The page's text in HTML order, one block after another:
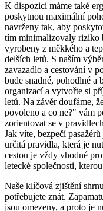
K dispozici máme také
poskytnou maximální
navrženy tak, aby
tím minimalizovaly riziko
vyrobeny z měkkého a
delších letů. S naším
zavazadlo a cestování v
bude snadné, pohodlné a
organizací a vytvořte si
letů. Na závěr doufáme,
povoleno a co ne?" vám
zorientovat se v
Jak víte, bezpečí
určitá pravidla, která je
cestou je vždy vhodné
letecké společnosti,
Naše klíčová zjištění
potřebujete znát.
jsou omezeny, a proto je